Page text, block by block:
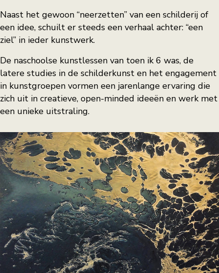
Naast het gewoon “neerzetten” van een schilderij of
een idee, schuilt er steeds een verhaal achter: “een
ziel” in ieder kunstwerk.
De naschoolse kunstlessen van toen ik 6 was, de
latere studies in de schilderkunst en het engagement
in kunstgroepen vormen een jarenlange ervaring die
zich uit in creatieve, open-minded ideeën en werk met
een unieke uitstraling.